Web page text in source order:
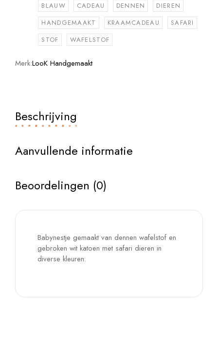
BLAUW
CADEAU DENNEN
DIEREN
HANDGEMAAKT
KRAAMCADEAU
SAFARI
STOF
WAFELSTOF
Merk:LooK Handgemaakt
Beschrijving
Aanvullende informatie
Beoordelingen (0)
Babynestje gemaakt van dennen wafelstof en
gebroken wit katoen met safari dieren in
diverse kleuren.